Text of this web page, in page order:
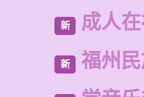
新 成人
新 福州